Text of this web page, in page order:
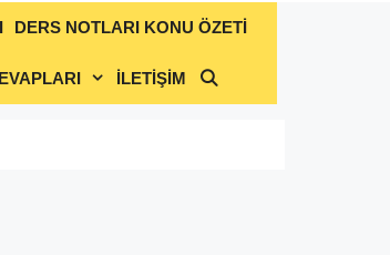
DERS NOTLARI KONU ÖZETİ
İLETİŞİM